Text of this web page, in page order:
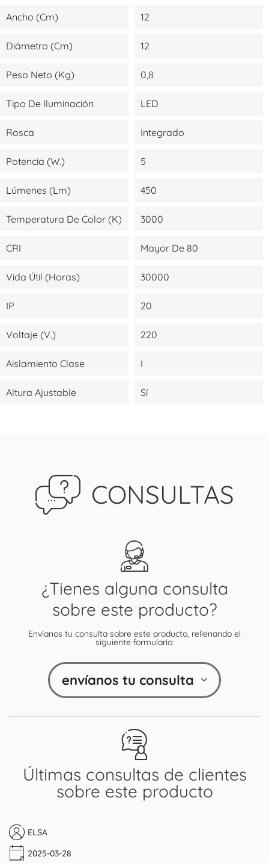
Ancho (cm) 12
Diámetro (cm) 12
Peso Neto (kg) 0,8
Tipo De Iluminación LED
Rosca Integrado
Potencia (W.) 5
Lúmenes (lm) 450
Temperatura De Color (K) 3000
CRI Mayor De 80
Vida Útil (Horas) 30000
IP 20
Voltaje (V.) 220
Aislamiento Clase I
Altura Ajustable Sí
CONSULTAS
Últimas consultas de clientes
sobre este producto
ELSA
2025-03-28
¿Tienes alguna consulta
sobre este producto?
Envíanos tu consulta sobre este producto, rellenando el
siguiente formulario:
envíanos tu consulta